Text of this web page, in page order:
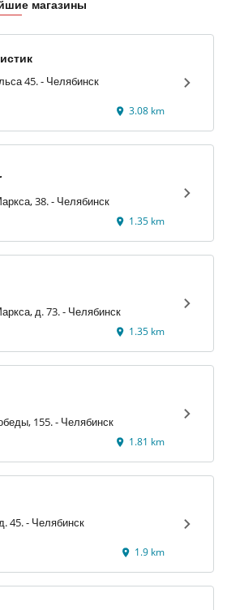
магазины
улица Энгельса 45. - Челябинск
3.08 km
ул. Карла Маркса, 38. - Челябинск
1.35 km
ул. Карла Маркса, д. 73. - Челябинск
1.35 km
проспект Победы, 155. - Челябинск
1.81 km
пр. Ленина д. 45. - Челябинск
1.9 km